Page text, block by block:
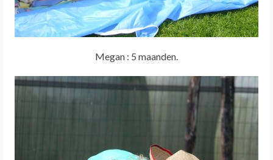
Megan : 5 maanden.